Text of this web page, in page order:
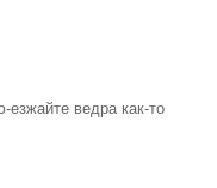
ведра как-то